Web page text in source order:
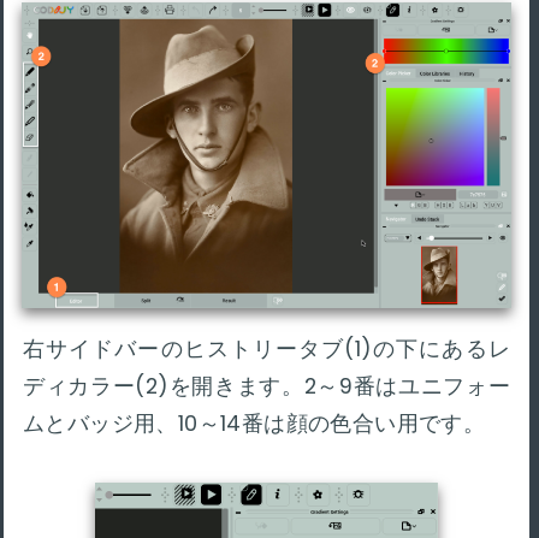
右サイドバーのヒストリータブ(1)の下にあるレ
ディカラー(2)を開きます。2～9番はユニフォー
ムとバッジ用、10～14番は顔の色合い用です。